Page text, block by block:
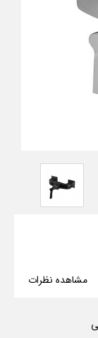
مشاهده نظرات